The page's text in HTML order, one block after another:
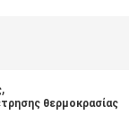
,
θερμοκρασίας